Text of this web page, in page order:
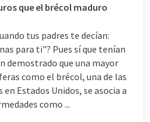
que el brécol maduro
tus padres te decían:
para ti"? Pues sí que tenían
demostrado que una mayor
como el brécol, una de las
Estados Unidos, se asocia a
como ...